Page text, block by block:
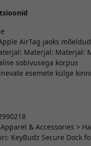
AirTag jaoks mõeldud
Materjal: Materjal:
sobivusega korpus
esemete külge
& Accessories >
KeyBudz Secure Dock